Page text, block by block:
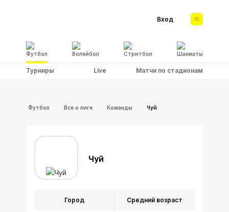
Футбол Волейбол Стритбол Шахматы
Вход
Турниры Live Матчи по стадионам
Футбол Все о лиге Команды Чуй
Чуй
Город Средний возраст